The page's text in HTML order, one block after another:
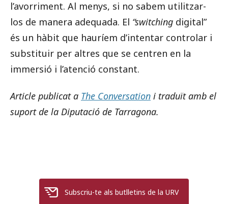
l’avorriment. Al menys, si no sabem utilitzar-
los de manera adequada. El “switching digital”
és un hàbit que hauríem d’intentar controlar i
substituir per altres que se centren en la
immersió i l’atenció constant.
Article publicat a The Conversation i traduït amb el
suport de la Diputació de Tarragona.
Subscriu-te als butlletins de la URV